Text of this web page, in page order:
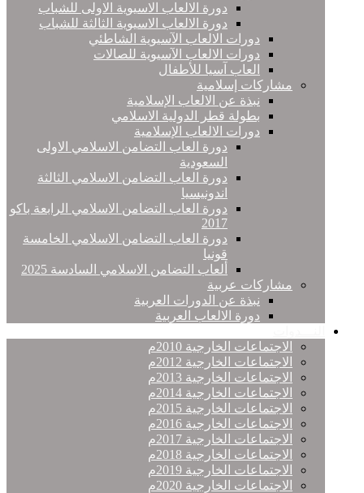
دورة الالعاب الاسيوية الاولى للشباب
دورة الالعاب الاسيوية الثالثة للشباب
دورات الالعاب الآسيوية الشاطئي
دورات الالعاب الآسيوية للصالات
العاب آسيا للأطفال
مشاركات إسلامية
نبذة عن الالعاب الإسلامية
بطولة قطر الدولية الاسلامي
دورات الالعاب الإسلامية
دورة العاب التضامن الاسلامي الاولى
السعودية
دورة العاب التضامن الاسلامي الثالثة
اندونيسيا
دورة العاب التضامن الاسلامي الرابعة باكو
2017
دورة العاب التضامن الاسلامي الخامسة
قونيا
ألعاب التضامن الاسلامي السادسة 2025
مشاركات عربية
نبذة عن الدورات العربية
دورة الالعاب العربية
الاجتماعات الخارجية 2010م
الاجتماعات الخارجية 2012م
الاجتماعات الخارجية 2013م
الاجتماعات الخارجية 2014م
الاجتماعات الخارجية 2015م
الاجتماعات الخارجية 2016م
الاجتماعات الخارجية 2017م
الاجتماعات الخارجية 2018م
الاجتماعات الخارجية 2019م
الاجتماعات الخارجية 2020م